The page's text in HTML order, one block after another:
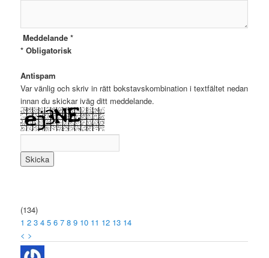
Meddelande *
* Obligatorisk
Antispam
Var vänlig och skriv in rätt bokstavskombination i textfältet nedan
innan du skickar iväg ditt meddelande.
(134)
1 2 3 4 5 6 78 9 10 11 12 13 14
< >